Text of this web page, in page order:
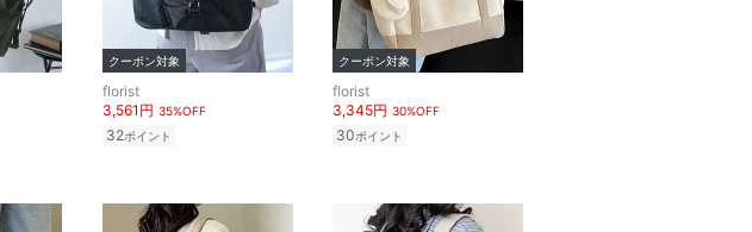
クーポン対象
florist
3,561円 35%OFF
32ポイント
クーポン対象
florist
3,345円 30%OFF
30ポイント